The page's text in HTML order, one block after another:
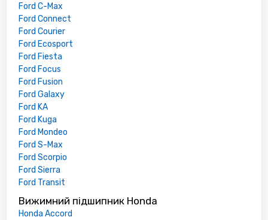
Ford C-Max
Ford Connect
Ford Courier
Ford Ecosport
Ford Fiesta
Ford Focus
Ford Fusion
Ford Galaxy
Ford KA
Ford Kuga
Ford Mondeo
Ford S-Max
Ford Scorpio
Ford Sierra
Ford Transit
Вижимний підшипник Honda
Honda Accord